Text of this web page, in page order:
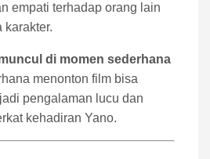
empati terhadap orang lain
karakter.
di momen sederhana
menonton film bisa
pengalaman lucu dan
kehadiran Yano.